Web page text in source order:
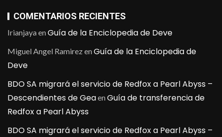
COMENTARIOS RECIENTES
IrianjayaenGuía de la Enciclopedia de Deve
Miguel Angel RamirezenGuía de la Enciclopedia de
Deve
BDO SA migrará el servicio de Redfox a Pearl Abyss –
Descendientes de GeaenGuía de transferencia de
Redfox a Pearl Abyss
BDO SA migrará el servicio de Redfox a Pearl Abyss –